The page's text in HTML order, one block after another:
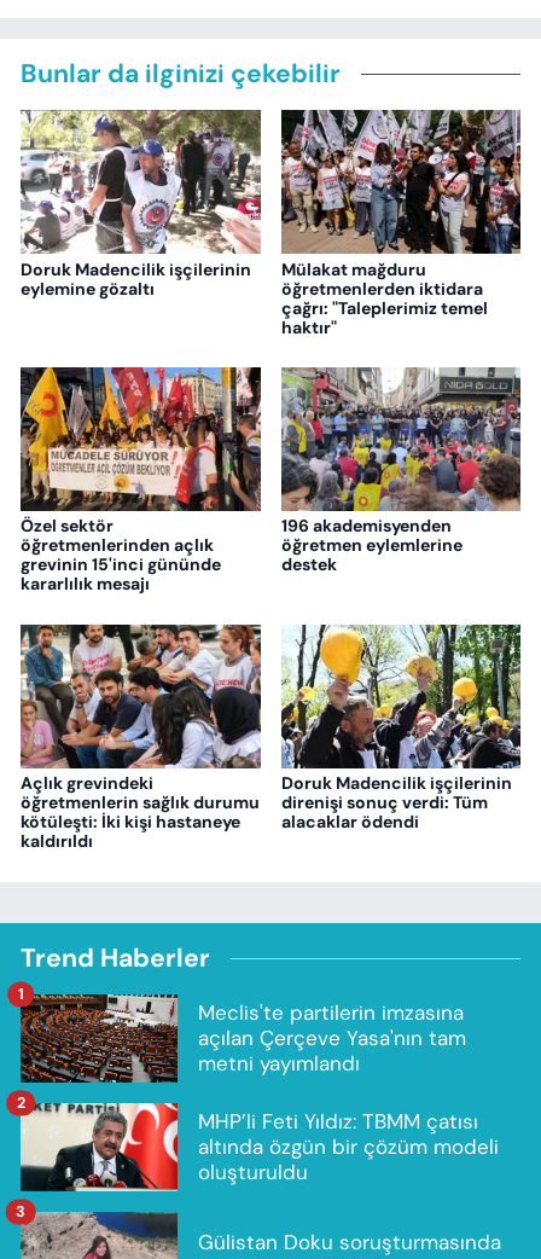
Bunlar da ilginizi çekebilir
Doruk Madencilik işçilerinin
eylemine gözaltı
Mülakat mağduru
öğretmenlerden iktidara
çağrı: "Taleplerimiz temel
haktır"
Özel sektör
öğretmenlerinden açlık
grevinin 15'inci gününde
kararlılık mesajı
196 akademisyenden
öğretmen eylemlerine
destek
Açlık grevindeki
öğretmenlerin sağlık durumu
kötüleşti: İki kişi hastaneye
kaldırıldı
Doruk Madencilik işçilerinin
direnişi sonuç verdi: Tüm
alacaklar ödendi
Trend Haberler
Meclis'te partilerin imzasına
açılan Çerçeve Yasa'nın tam
metni yayımlandı
1
MHP’li Feti Yıldız: TBMM çatısı
altında özgün bir çözüm modeli
oluşturuldu
2
Gülistan Doku soruşturmasında
3